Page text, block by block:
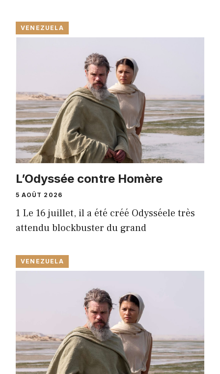
VENEZUELA
L’Odyssée contre Homère
5 AOÛT 2026
1 Le 16 juillet, il a été créé Odysséele très
attendu blockbuster du grand
VENEZUELA